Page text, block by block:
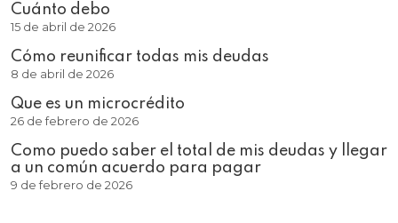
Cuánto debo
15 de abril de 2026
Cómo reunificar todas mis deudas
8 de abril de 2026
Que es un microcrédito
26 de febrero de 2026
Como puedo saber el total de mis deudas y llegar
a un común acuerdo para pagar
9 de febrero de 2026